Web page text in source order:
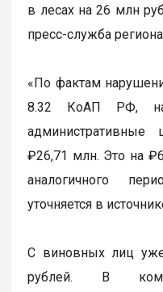
в лесах на 26 млн
пресс-служба
«По фактам
8.32 КоАП РФ, на
₽26,71 млн. Это на
аналогичного
уточняется в
С виновных лиц
рублей. В